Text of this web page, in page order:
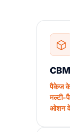
पैकेज के
मल्टी-
ओशन के